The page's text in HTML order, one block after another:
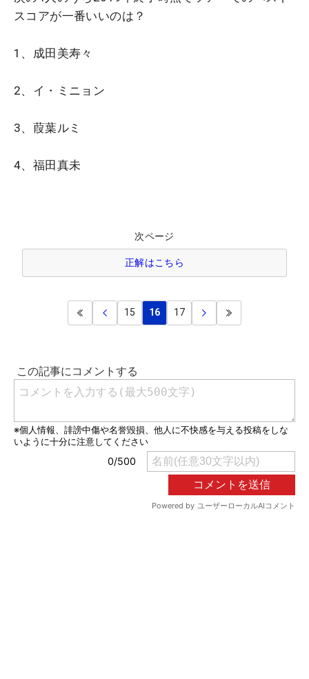
スコアが一番いいのは？
1、成田美寿々
2、イ・ミニョン
3、葭葉ルミ
4、福田真未
次ページ
正解はこちら
15 16 17